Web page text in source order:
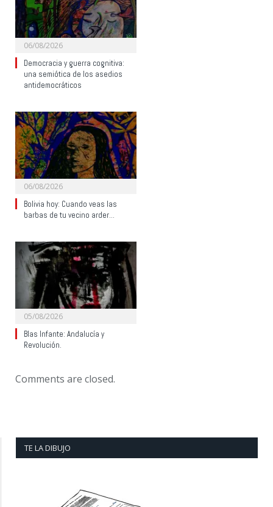
06/08/2026
Democracia y guerra cognitiva:
una semiótica de los asedios
antidemocráticos
06/08/2026
Bolivia hoy: Cuando veas las
barbas de tu vecino arder…
05/08/2026
Blas Infante: Andalucía y
Revolución.
Comments are closed.
TE LA DIBUJO